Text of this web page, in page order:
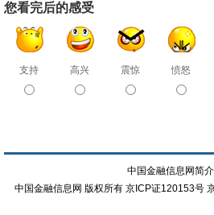
您看完后的感受
支持 高兴 震惊 愤怒
中国金融信息网简介
中国金融信息网 版权所有 京ICP证120153号